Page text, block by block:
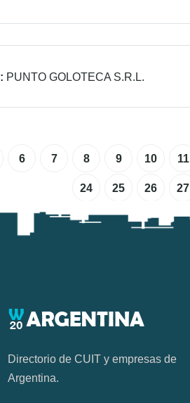
PUNTO GOLOTECA S.R.L.
6 7 8 9 10 11
24 25 26 27
Directorio de CUIT y empresas de
Argentina.